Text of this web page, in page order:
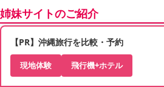
姉妹サイトのご紹介
【PR】沖縄旅行を比較・予約
現地体験 飛行機+ホテル